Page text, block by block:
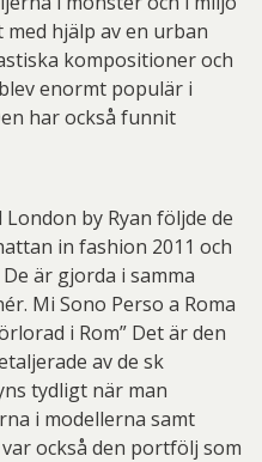
hjälp av en urban
kompositioner och
enormt populär i
har också funnit
London by Ryan följde de
in fashion 2011 och
De är gjorda i samma
Mi Sono Perso a Roma
i Rom” Det är den
av de sk
tydligt när man
i modellerna samt
också den portfölj som